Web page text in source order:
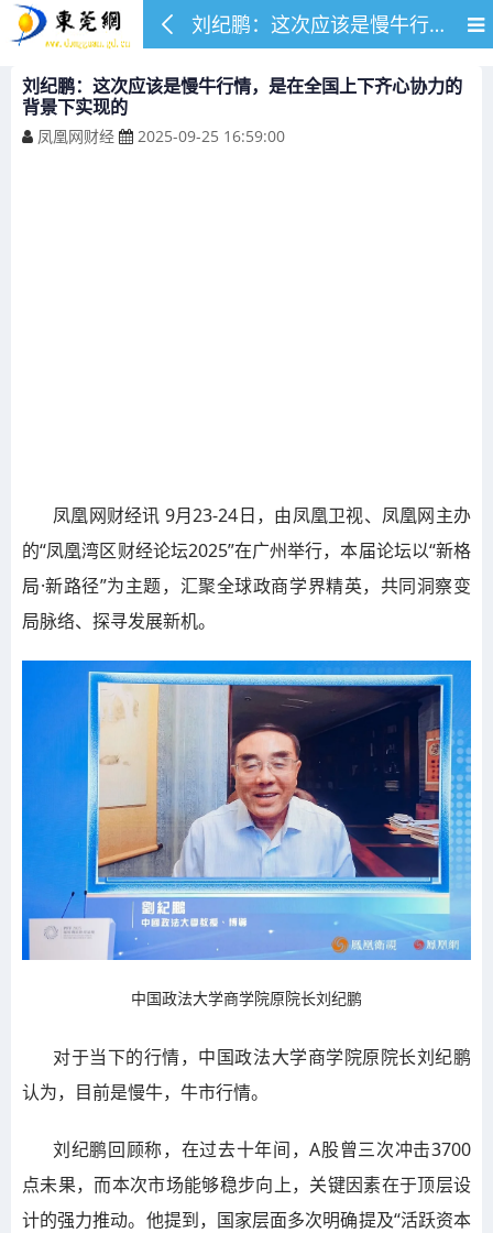
刘纪鹏：这次应该是慢牛行情，是在全国上下齐心协力的背景下实现的
刘纪鹏：这次应该是慢牛行情，是在全国上下齐心协力的
背景下实现的
凤凰网财经 2025-09-25 16:59:00
凤凰网财经讯 9月23-24日，由凤凰卫视、凤凰网主办
的“凤凰湾区财经论坛2025”在广州举行，本届论坛以“新格
局·新路径”为主题，汇聚全球政商学界精英，共同洞察变
局脉络、探寻发展新机。
中国政法大学商学院原院长刘纪鹏
对于当下的行情，中国政法大学商学院原院长刘纪鹏
认为，目前是慢牛，牛市行情。
刘纪鹏回顾称，在过去十年间，A股曾三次冲击3700
点未果，而本次市场能够稳步向上，关键因素在于顶层设
计的强力推动。他提到，国家层面多次明确提及“活跃资本